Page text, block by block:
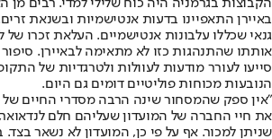
הקבוצות בגרמניה היה כוח שלילי למדי. רבים מן
באיירן התאפיינו בדעות אנטישמיות ובשנאת
גנאי שכללו עלבונות אנטישמיים. העלאת זכרו של
אותתו שהתנהגות כזו לא מתאימה לבאיירן. סיפור
סייעו לעורר מודעות לעוולות ולטרגדיות של
הנובעות מכוחות פוליטיים דומים גם היום.
"אין ספק שהמסחור שינה הרבה מסדרי החיים של
את חיי החברה של המועדון שעליהם חלם